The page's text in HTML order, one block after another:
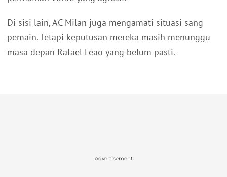
Di sisi lain, AC Milan juga mengamati situasi sang
pemain. Tetapi keputusan mereka masih menunggu
masa depan Rafael Leao yang belum pasti.
Advertisement